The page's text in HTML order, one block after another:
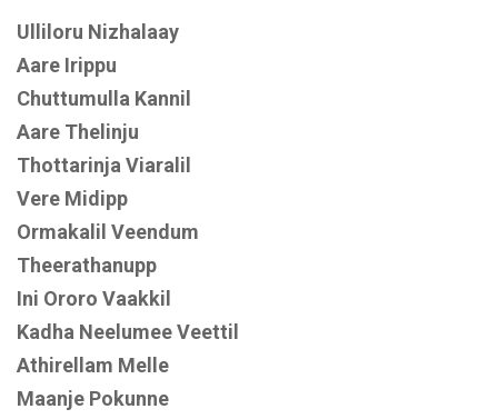
Ulliloru Nizhalaay
Aare Irippu
Chuttumulla Kannil
Aare Thelinju
Thottarinja Viaralil
Vere Midipp
Ormakalil Veendum
Theerathanupp
Ini Ororo Vaakkil
Kadha Neelumee Veettil
Athirellam Melle
Maanje Pokunne